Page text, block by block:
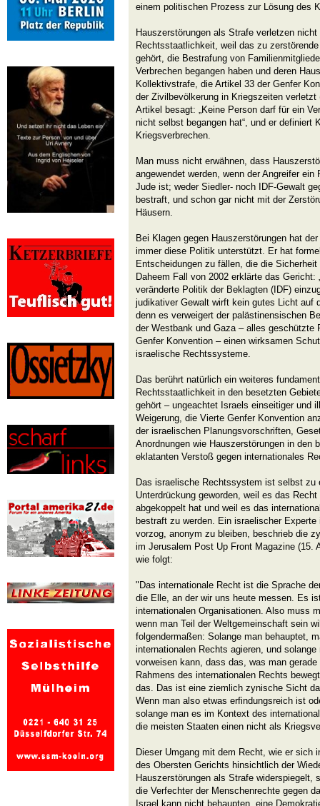
einem politischen Prozess zur Lösung des
Hauszerstörungen als Strafe verletzen
Rechtsstaatlichkeit, weil das zu
gehört, die Bestrafung von
Verbrechen begangen haben und deren
Kollektivstrafe, die Artikel 33 der Genfer
der Zivilbevölkerung in Kriegszeiten
Artikel besagt: „Keine Person darf für ein
nicht selbst begangen hat“, und er definiert
Kriegsverbrechen.
Man muss nicht erwähnen, dass
angewendet werden, wenn der Angreifer
Jude ist; weder Siedler- noch IDF-Gewalt
bestraft, und schon gar nicht mit der
Häusern.
Bei Klagen gegen Hauszerstörungen hat
immer diese Politik unterstützt. Er hat
Entscheidungen zu fällen, die die
Daheem Fall von 2002 erklärte das
veränderte Politik der Beklagten (IDF)
judikativer Gewalt wirft kein gutes Licht auf
denn es verweigert der palästinensischen
der Westbank und Gaza – alles geschützte
Genfer Konvention – einen wirksamen
israelische Rechtssysteme.
Das berührt natürlich ein weiteres
Rechtsstaatlichkeit in den besetzten
gehört – ungeachtet Israels einseitiger und
Weigerung, die Vierte Genfer Konvention
der israelischen Planungsvorschriften,
Anordnungen wie Hauszerstörungen in den
eklatanten Verstoß gegen internationales
Das israelische Rechtssystem ist selbst zu
Unterdrückung geworden, weil es das
abgekoppelt hat und weil es das
bestraft zu werden. Ein israelischer
vorzog, anonym zu bleiben, beschrieb die
im Jerusalem Post Up Front Magazine (15.
wie folgt:
"Das internationale Recht ist die Sprache
die Elle, an der wir uns heute messen. Es
internationalen Organisationen. Also muss
wenn man Teil der Weltgemeinschaft sein
folgendermaßen: Solange man behauptet,
internationalen Rechts agieren, und
vorweisen kann, dass das, was man
Rahmens des internationalen Rechts
das. Das ist eine ziemlich zynische Sicht
Wenn man also etwas erfindungsreich ist
solange man es im Kontext des
die meisten Staaten einen nicht als
Dieser Umgang mit dem Recht, wie er sich
des Obersten Gerichts hinsichtlich der
Hauszerstörungen als Strafe widerspiegelt,
die Verfechter der Menschenrechte gegen
Israel kann nicht behaupten, eine